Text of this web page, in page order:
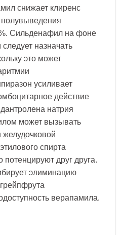
снижает клиренс
полувыведения
Сильденафил на фоне
назначать
это может
усиливает
действие
натрия
может вызывать
желудочковой
спирта
друг друга.
элиминацию
верапамила.